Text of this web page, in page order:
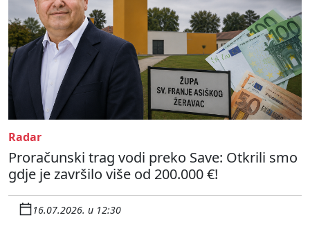
Radar
Proračunski trag vodi preko Save: Otkrili smo
gdje je završilo više od 200.000 €!
16.07.2026. u 12:30